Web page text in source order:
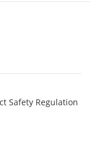
Safety Regulation